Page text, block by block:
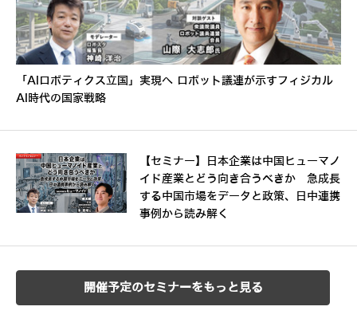
「AIロボティクス立国」実現へ ロボット議連が示すフィジカル
AI時代の国家戦略
【セミナー】日本企業は中国ヒューマノ
イド産業とどう向き合うべきか 急成長
する中国市場をデータと政策、日中連携
事例から読み解く
開催予定のセミナーをもっと見る